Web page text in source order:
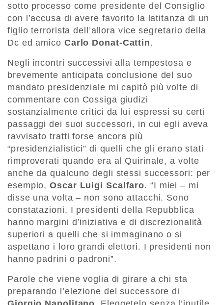
sotto processo come presidente del Consiglio
con l’accusa di avere favorito la latitanza di un
figlio terrorista dell’allora vice segretario della
Dc ed amico Carlo Donat-Cattin.
Negli incontri successivi alla tempestosa e
brevemente anticipata conclusione del suo
mandato presidenziale mi capitò più volte di
commentare con Cossiga giudizi
sostanzialmente critici da lui espressi su certi
passaggi dei suoi successori, in cui egli aveva
ravvisato tratti forse ancora più
“presidenzialistici” di quelli che gli erano stati
rimproverati quando era al Quirinale, a volte
anche da qualcuno degli stessi successori: per
esempio,Oscar Luigi Scalfaro. “I miei – mi
disse una volta – non sono attacchi. Sono
constatazioni. I presidenti della Repubblica
hanno margini d’iniziativa e di discrezionalità
superiori a quelli che si immaginano o si
aspettano i loro grandi elettori. I presidenti non
hanno padrini o padroni”.
Parole che viene voglia di girare a chi sta
preparando l’elezione del successore di